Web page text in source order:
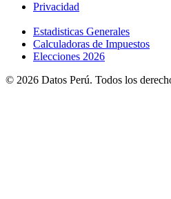
Privacidad
Estadisticas Generales
Calculadoras de Impuestos
Elecciones 2026
© 2026 Datos Perú. Todos los